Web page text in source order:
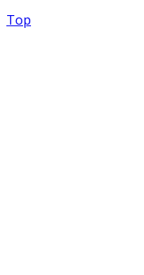
Top